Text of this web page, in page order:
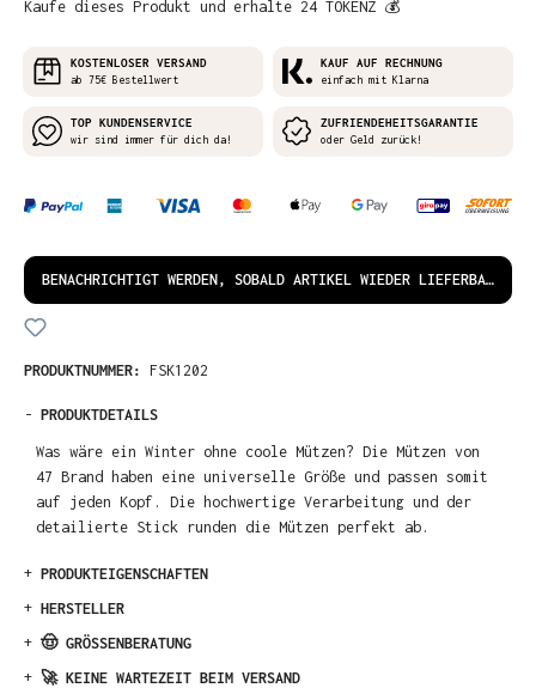
Kaufe dieses Produkt und erhalte 24 TOKENZ 💰
KOSTENLOSER VERSAND
ab 75€ Bestellwert
KAUF AUF RECHNUNG
einfach mit Klarna
TOP KUNDENSERVICE
wir sind immer für dich da!
ZUFRIENDEHEITSGARANTIE
oder Geld zurück!
BENACHRICHTIGT WERDEN, SOBALD ARTIKEL WIEDER LIEFERBAR IST!
PRODUKTNUMMER: FSK1202
- PRODUKTDETAILS
Was wäre ein Winter ohne coole Mützen? Die Mützen von
47 Brand haben eine universelle Größe und passen somit
auf jeden Kopf. Die hochwertige Verarbeitung und der
detailierte Stick runden die Mützen perfekt ab.
+ PRODUKTEIGENSCHAFTEN
+ HERSTELLER
+ 🤠 GRÖSSENBERATUNG
+ 🚀 KEINE WARTEZEIT BEIM VERSAND